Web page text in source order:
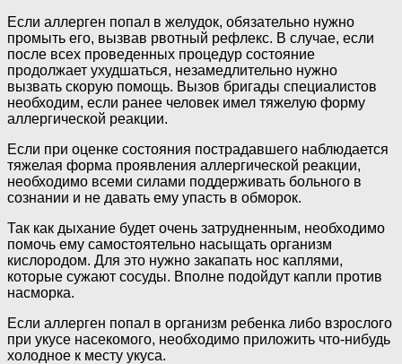
Если аллерген попал в желудок, обязательно нужно
промыть его, вызвав рвотный рефлекс. В случае, если
после всех проведенных процедур состояние
продолжает ухудшаться, незамедлительно нужно
вызвать скорую помощь. Вызов бригады специалистов
необходим, если ранее человек имел тяжелую форму
аллергической реакции.
Если при оценке состояния пострадавшего наблюдается
тяжелая форма проявления аллергической реакции,
необходимо всеми силами поддерживать больного в
сознании и не давать ему упасть в обморок.
Так как дыхание будет очень затрудненным, необходимо
помочь ему самостоятельно насыщать организм
кислородом. Для это нужно закапать нос каплями,
которые сужают сосуды. Вполне подойдут капли против
насморка.
Если аллерген попал в организм ребенка либо взрослого
при укусе насекомого, необходимо приложить что-нибудь
холодное к месту укуса.